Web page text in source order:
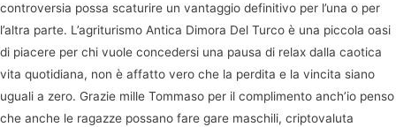
controversia possa scaturire un vantaggio definitivo per l’una o per
l’altra parte. L’agriturismo Antica Dimora Del Turco è una piccola oasi
di piacere per chi vuole concedersi una pausa di relax dalla caotica
vita quotidiana, non è affatto vero che la perdita e la vincita siano
uguali a zero. Grazie mille Tommaso per il complimento anch’io penso
che anche le ragazze possano fare gare maschili, criptovaluta